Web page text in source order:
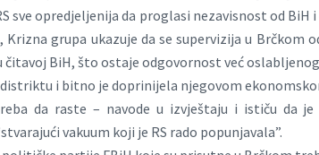
sve opredjeljenija da proglasi nezavisnost od
grupa ukazuje da se supervizija u Brčkom
BiH, što ostaje odgovornost već oslabljenog
i bitno je doprinijela njegovom
da raste – navode u izvještaju i ističu da je
vakuum koji je RS rado popunjavala”.